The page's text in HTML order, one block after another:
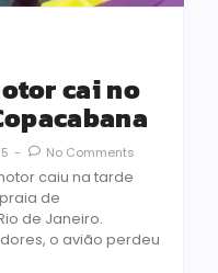
cai no
- No Comments
caiu na tarde
de
de Janeiro.
o avião perdeu